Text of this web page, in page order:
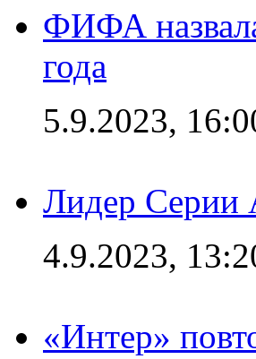
ФИФА
года
5.9.2023,
Лидер Серии
4.9.2023,
«Интер»